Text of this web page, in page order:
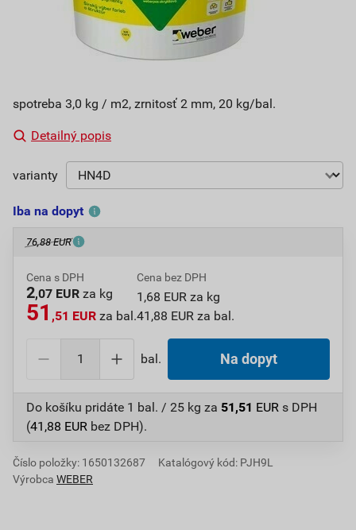
spotreba 3,0 kg / m2, zrnitosť 2 mm, 20 kg/bal.
Detailný popis
varianty
Iba na dopyt
76,88 EUR
Cena s DPH
2,07 EUR za kg
51 ,51 EUR za bal.
Cena bez DPH
1,68 EUR za kg
41,88 EUR za bal.
bal. Na dopyt
Do košíku pridáte 1 bal. / 25 kg za 51,51 EUR s DPH
(41,88 EUR bez DPH).
Číslo položky: 1650132687
Katalógový kód: PJH9L
Výrobca WEBER